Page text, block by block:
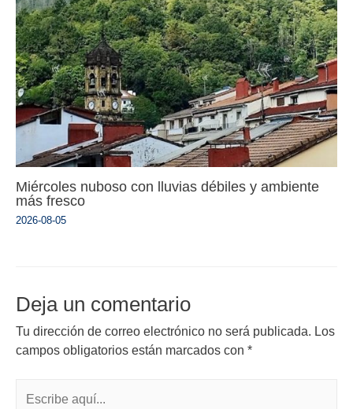
Miércoles nuboso con lluvias débiles y ambiente
más fresco
2026-08-05
Deja un comentario
Tu dirección de correo electrónico no será publicada. Los
campos obligatorios están marcados con *